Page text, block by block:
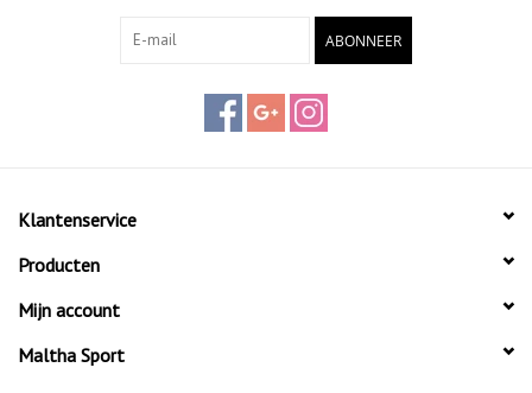
ABONNEER
Klantenservice
Producten
Mijn account
Maltha Sport